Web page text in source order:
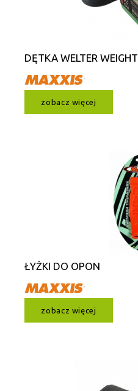
DĘTKA WELTER WEIGHT
zobacz więcej
ŁYŻKI DO OPON
zobacz więcej